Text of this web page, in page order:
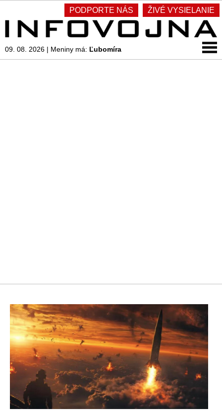
PODPORTE NÁS ŽIVÉ VYSIELANIE
09. 08. 2026 | Meniny má: Ľubomíra